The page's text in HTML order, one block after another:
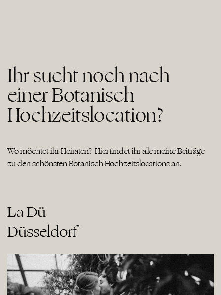
Ihr sucht noch nach
einer Botanisch
Hochzeitslocation?
Wo möchtet ihr Heiraten? Hier findet ihr alle meine Beiträge
zu den schönsten Botanisch Hochzeitslocations an.
La Dü
Düsseldorf